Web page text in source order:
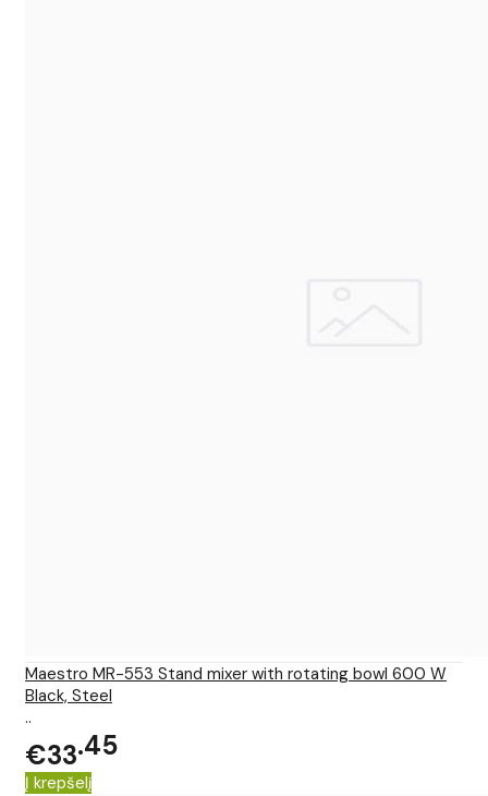
Maestro MR-553 Stand mixer with rotating bowl 600 W
Black, Steel
..
€33 45
Į krepšelį